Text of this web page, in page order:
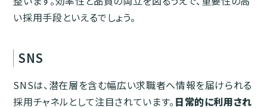
い採用手段といえるでしょう。
SNS
SNSは、潜在層を含む幅広い求職者へ情報を届けられる
採用チャネルとして注目されています。 日常的に利用され